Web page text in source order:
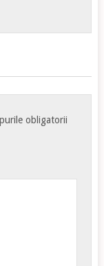
obligatorii